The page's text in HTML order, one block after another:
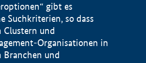
gibt es
Suchkriterien, so dass
Clustern und
Organisationen in
und
DE / BKG 2015